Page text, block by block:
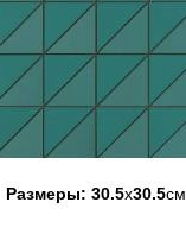
Размеры: 30.5x30.5см